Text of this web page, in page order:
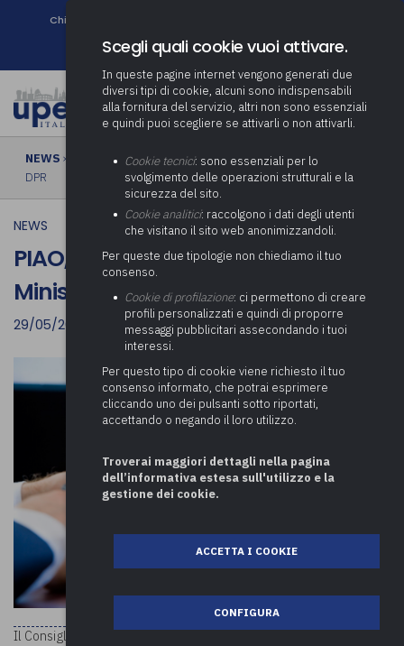
Chi siamo
Newsletter
NEWS › PIAO, Via libera dal Consiglio dei Ministri allo schema di
DPR
NEWS
PIAO, Via libera dal Consiglio dei
Ministri allo schema di DPR
29/05/2022
Il Consiglio dei ministri, nella seduta del 26 maggio 2022, ha dato il
Scegli quali cookie vuoi attivare.
In queste pagine internet vengono generati due
diversi tipi di cookie, alcuni sono indispensabili
alla fornitura del servizio, altri non sono essenziali
e quindi puoi scegliere se attivarli o non attivarli.
Cookie tecnici: sono essenziali per lo
svolgimento delle operazioni strutturali e la
sicurezza del sito.
Cookie analitici: raccolgono i dati degli utenti
che visitano il sito web anonimizzandoli.
Per queste due tipologie non chiediamo il tuo
consenso.
Cookie di profilazione: ci permettono di creare
profili personalizzati e quindi di proporre
messaggi pubblicitari assecondando i tuoi
interessi.
Per questo tipo di cookie viene richiesto il tuo
consenso informato, che potrai esprimere
cliccando uno dei pulsanti sotto riportati,
accettando o negando il loro utilizzo.
Troverai maggiori dettagli nella pagina
dell’informativa estesa sull'utilizzo e la
gestione dei cookie.
ACCETTA I COOKIE
CONFIGURA